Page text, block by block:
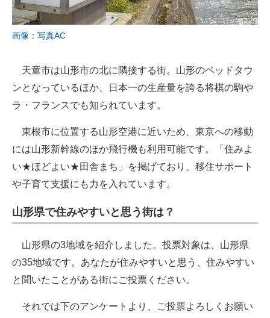
画像：写真AC
天童市は山形市の北に隣接する街。山形のベッドタウ
ンとなっているほか、日本一の生産量を誇る将棋の駒や
ラ・フランスでも知られています。
東根市に位置する山形空港に近いため、東京への移動
には山形新幹線のほか飛行機も利用可能です。「住みよ
い★ほどよい★田舎まち」を掲げており、移住サポート
や子育て支援にも力を入れています。
山形県で住みやすいと思う街は？
山形県の3地域を紹介しました。投票対象は、山形県
の35地域です。あなたが住みやすいと思う、住みやすい
と聞いたことがある街にご投票ください。
それでは下のアンケートより、ご投票よろしくお願い